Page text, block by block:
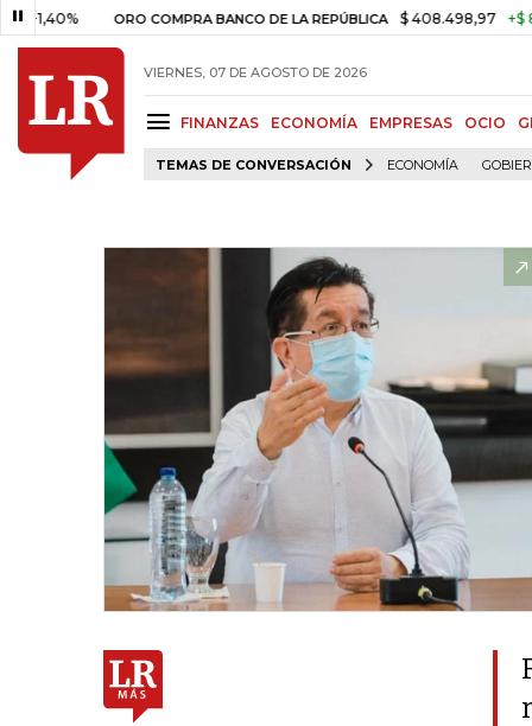
ORO COMPRA BANCO DE LA REPÚBLICA $ 408.498,97 +$ 8.753,81
VIERNES, 07 DE AGOSTO DE 2026
FINANZAS ECONOMÍA EMPRESAS OCIO
TEMAS DE CONVERSACIÓN ECONOMÍA